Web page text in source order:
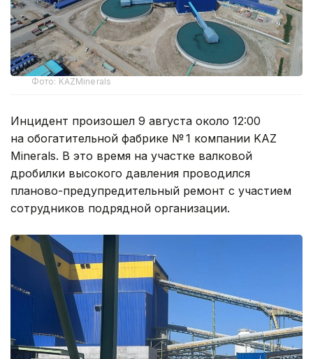
Фото: KAZMinerals
Инцидент произошел 9 августа около 12:00
на обогатительной фабрике № 1 компании KAZ
Minerals. В это время на участке валковой
дробилки высокого давления проводился
планово-предупредительный ремонт с участием
сотрудников подрядной организации.